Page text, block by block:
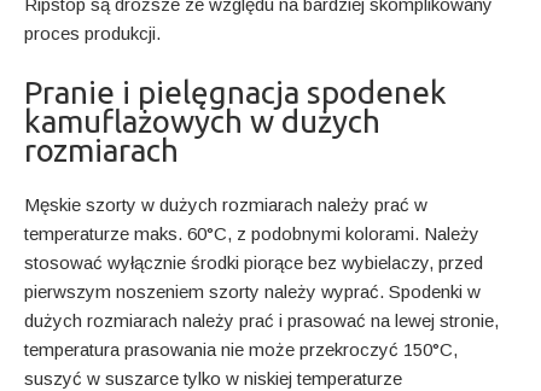
proces produkcji.
Pranie i pielęgnacja spodenek
kamuflażowych w dużych
rozmiarach
Męskie szorty w dużych rozmiarach należy prać w
temperaturze maks. 60°C, z podobnymi kolorami. Należy
stosować wyłącznie środki piorące bez wybielaczy, przed
pierwszym noszeniem szorty należy wyprać. Spodenki w
dużych rozmiarach należy prać i prasować na lewej stronie,
temperatura prasowania nie może przekroczyć 150°C,
suszyć w suszarce tylko w niskiej temperaturze